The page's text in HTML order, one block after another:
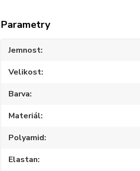
Parametry
Jemnost
Velikost
Barva
Materiál
Polyamid
Elastan